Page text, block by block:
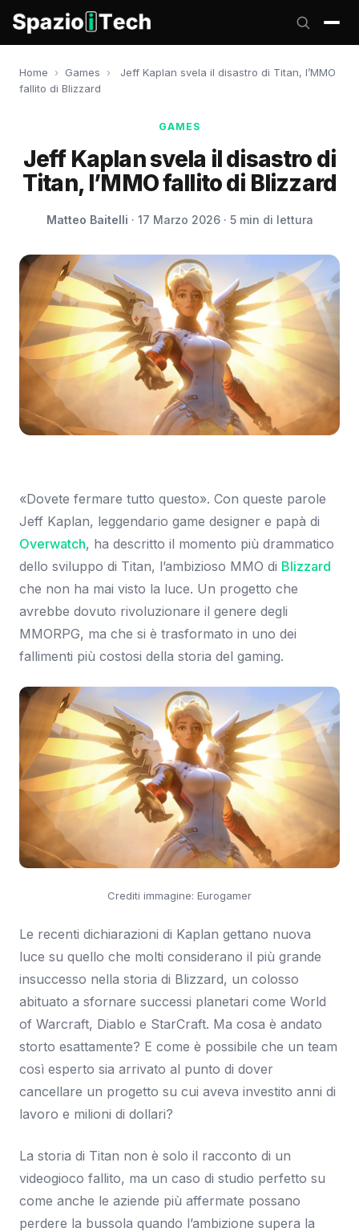
Home › Games ›
Jeff Kaplan svela il disastro di Titan, l’MMO
fallito di Blizzard
GAMES
Jeff Kaplan svela il disastro di
Titan, l’MMO fallito di Blizzard
Matteo Baitelli · 17 Marzo 2026 · 5 min di lettura
«Dovete fermare tutto questo». Con queste parole
Jeff Kaplan, leggendario game designer e papà di
Overwatch, ha descritto il momento più drammatico
dello sviluppo di Titan, l’ambizioso MMO di Blizzard
che non ha mai visto la luce. Un progetto che
avrebbe dovuto rivoluzionare il genere degli
MMORPG, ma che si è trasformato in uno dei
fallimenti più costosi della storia del gaming.
Crediti immagine: Eurogamer
Le recenti dichiarazioni di Kaplan gettano nuova
luce su quello che molti considerano il più grande
insuccesso nella storia di Blizzard, un colosso
abituato a sfornare successi planetari come World
of Warcraft, Diablo e StarCraft. Ma cosa è andato
storto esattamente? E come è possibile che un team
così esperto sia arrivato al punto di dover
cancellare un progetto su cui aveva investito anni di
lavoro e milioni di dollari?
La storia di Titan non è solo il racconto di un
videogioco fallito, ma un caso di studio perfetto su
come anche le aziende più affermate possano
perdere la bussola quando l’ambizione supera la